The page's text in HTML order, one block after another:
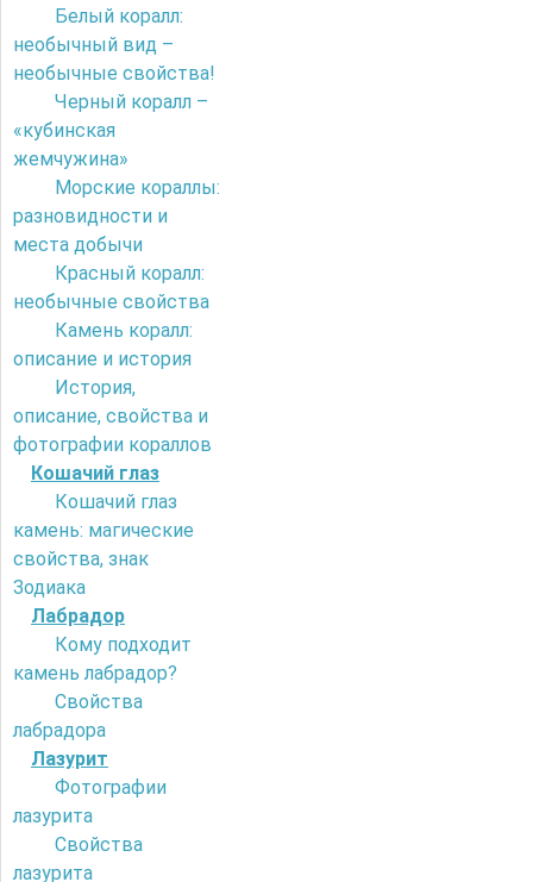
Белый коралл:
необычный вид –
необычные свойства!
Черный коралл –
«кубинская
жемчужина»
Морские кораллы:
разновидности и
места добычи
Красный коралл:
необычные свойства
Камень коралл:
описание и история
История,
описание, свойства и
фотографии кораллов
Кошачий глаз
Кошачий глаз
камень: магические
свойства, знак
Зодиака
Лабрадор
Кому подходит
камень лабрадор?
Свойства
лабрадора
Лазурит
Фотографии
лазурита
Свойства
лазурита